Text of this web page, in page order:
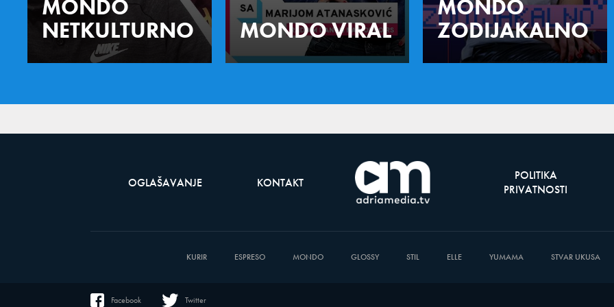
MONDO
NETKULTURNO
MONDO VIRAL
MONDO
ZODIJAKALNO
OGLAŠAVANJE KONTAKT
POLITIKA
PRIVATNOSTI
KURIR ESPRESO MONDO GLOSSY STIL ELLE YUMAMA STVAR UKUSA
Facebook Twitter